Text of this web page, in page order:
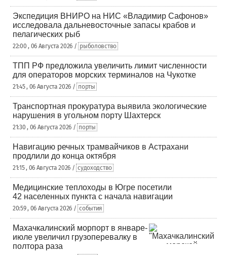
Экспедиция ВНИРО на НИС «Владимир Сафонов»
исследовала дальневосточные запасы крабов и
пелагических рыб
22:00 , 06 Августа 2026 / рыболовство
ТПП РФ предложила увеличить лимит численности
для операторов морских терминалов на Чукотке
21:45 , 06 Августа 2026 / порты
Транспортная прокуратура выявила экологические
нарушения в угольном порту Шахтерск
21:30 , 06 Августа 2026 / порты
Навигацию речных трамвайчиков в Астрахани
продлили до конца октября
21:15 , 06 Августа 2026 / судоходство
Медицинские теплоходы в Югре посетили
42 населенных пункта с начала навигации
20:59 , 06 Августа 2026 / события
Махачкалинский морпорт в январе-
июле увеличил грузоперевалку в
полтора раза